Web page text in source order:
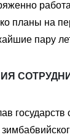
планы на
пару
государств